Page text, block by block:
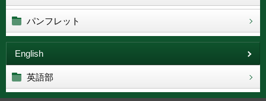
パンフレット
English
英語部